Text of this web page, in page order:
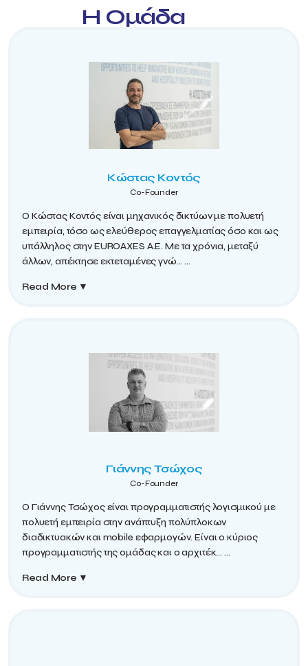
Η Ομάδα
Κώστας Κοντός
Co-Founder
Ο Κώστας Κοντός είναι μηχανικός δικτύων με πολυετή
εμπειρία, τόσο ως ελεύθερος επαγγελματίας όσο και ως
υπάλληλος στην EUROAXES Α.Ε. Με τα χρόνια, μεταξύ
άλλων, απέκτησε εκτεταμένες γνώ... ...
Read More ▼
Γιάννης Τσώχος
Co-Founder
Ο Γιάννης Τσώχος είναι προγραμματιστής λογισμικού με
πολυετή εμπειρία στην ανάπτυξη πολύπλοκων
διαδικτυακών και mobile εφαρμογών. Είναι ο κύριος
προγραμματιστής της ομάδας και ο αρχιτέκ... ...
Read More ▼